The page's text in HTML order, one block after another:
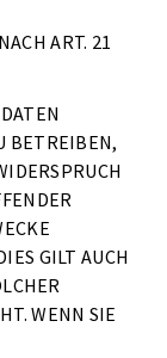
ART. 21
BETREIBEN,
GILT AUCH
WENN SIE